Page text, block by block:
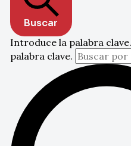
Buscar
Introduce la palabra
palabra clave.